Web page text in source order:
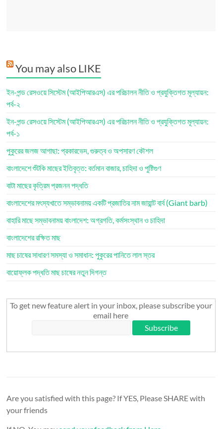
You may also LIKE
ইন-পন্ড রেসওয়ে সিস্টেম (আইপিআরএস) এর পরিচালন নীতি ও প্রযুক্তিগত মূল্যায়ন:
পর্ব-২
ইন-পন্ড রেসওয়ে সিস্টেম (আইপিআরএস) এর পরিচালন নীতি ও প্রযুক্তিগত মূল্যায়ন:
পর্ব-১
পুকুরের জলজ আগাছা: প্রকারভেদ, গুরুত্ব ও অপসারণ কৌশল
বাংলাদেশে শুঁটকি মাছের ইতিবৃত্ত: বর্তমান বাজার, চাহিদা ও পুষ্টিগুণ
বাটা মাছের কৃত্রিম প্রজনন পদ্ধতি
বাংলাদেশের মৎস্যখাতে সম্ভাবনাময় একটি প্রজাতির নাম জায়ান্ট বার্ব (Giant barb)
বাহারি মাছে সম্ভাবনাময় বাংলাদেশ: অগ্রগতি, কর্মসংস্থান ও চাহিদা
বাংলাদেশের রক্ষিত মাছ
মাছ চাষের সাধারণ সমস্যা ও সমাধান: পুকুরের পানিতে লাল স্তর
বায়োফ্লক পদ্ধতি মাছ চাষের নতুন দিগন্ত
To get new feature alert in your inbox, please subscribe your
email here
Are you satisfied with this page? If YES, Please SHARE with
your friends